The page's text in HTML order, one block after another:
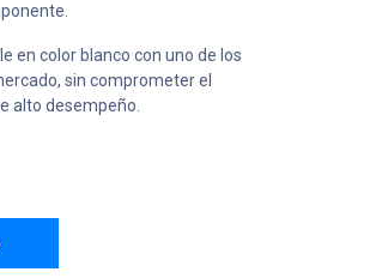
en color blanco con uno de los
sin comprometer el
alto desempeño.